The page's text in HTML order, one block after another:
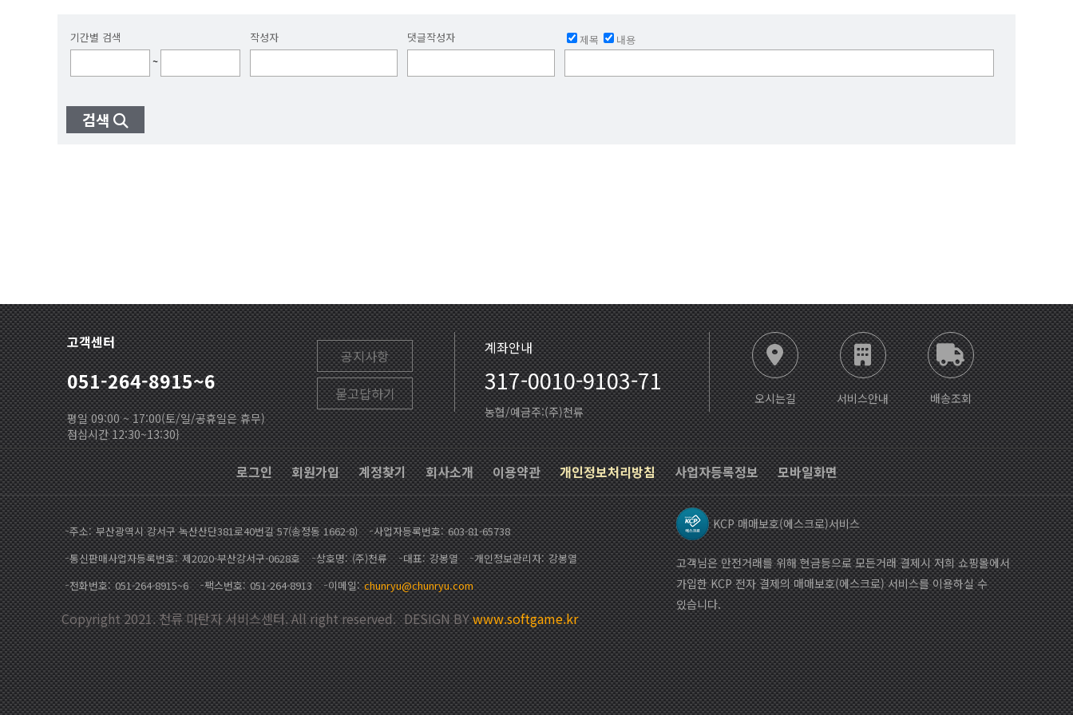
기간별 검색
~
작성자 댓글작성자 제목 내용
검색
고객센터
051-264-8915~6
평일 09:00 ~ 17:00(토/일/공휴일은 휴무)
점심시간 12:30~13:30}
공지사항
묻고답하기
계좌안내
317-0010-9103-71
농협/예금주:(주)천류
오시는길 서비스안내 배송조회
로그인 회원가입 계정찾기 회사소개 이용약관 개인정보처리방침 사업자등록정보 모바일화면
주소 부산광역시 강서구 녹산산단381로40번길 57(송정동 1662-8) 사업자등록번호 603-81-65738
통신판매사업자등록번호 제2020-부산강서구-0628호 상호명 (주)천류 대표 강봉열 개인정보관리자 강봉열
전화번호 051-264-8915~6 팩스번호 051-264-8913 이메일 chunryu@chunryu.com
Copyright 2021. 천류 마탄자 서비스센터. All right reserved. DESIGN BYwww.softgame.kr
KCP 매매보호(에스크로)서비스
고객님은 안전거래를 위해 현금등으로 모든거래 결제시 저희 쇼핑몰에서
가입한 KCP 전자 결제의 매매보호(에스크로) 서비스를 이용하실 수
있습니다.